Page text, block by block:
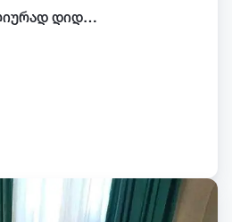
ქირავდება ბინა დღიურად დიდ დიღომში